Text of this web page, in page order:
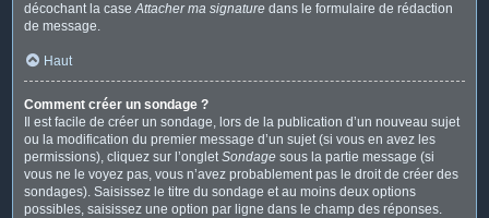
décochant la caseAttacher ma signature dans le formulaire de rédaction
de message.
Haut
Comment créer un sondage ?
Il est facile de créer un sondage, lors de la publication d’un nouveau sujet
ou la modification du premier message d’un sujet (si vous en avez les
permissions), cliquez sur l’ongletSondage sous la partie message (si
vous ne le voyez pas, vous n’avez probablement pas le droit de créer des
sondages). Saisissez le titre du sondage et au moins deux options
possibles, saisissez une option par ligne dans le champ des réponses.